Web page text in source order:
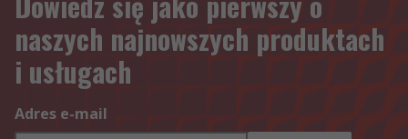
naszych najnowszych produktach
i usługach
Adres e-mail